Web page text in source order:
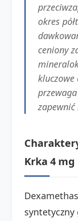
okres
ceniony
kluczowe
zapewnić
Krka 4 mg